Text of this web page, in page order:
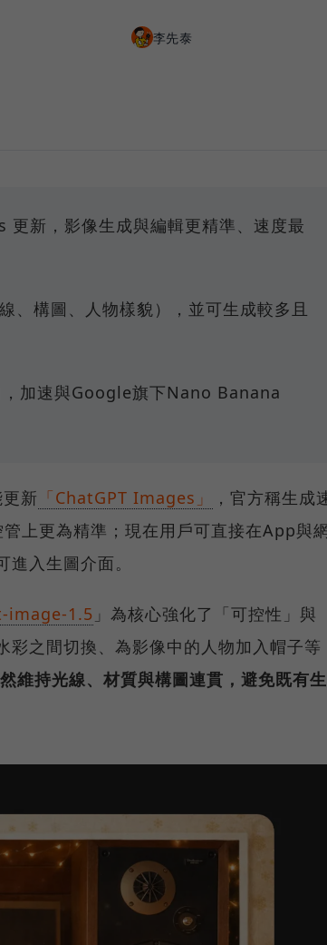
李先泰
新，影像生成與編輯更精準、速度最
、構圖、人物樣貌），並可生成較多且
，加速與Google旗下Nano Banana
新 「ChatGPT Images」
，官方稱生成
上更為精準；現在用戶可直接在App與
入生圖介面。
image-1.5 」為核心強化了「可控性」與
彩之間切換、為影像中的人物加入帽子等
維持光線、材質與構圖連貫，避免既有生